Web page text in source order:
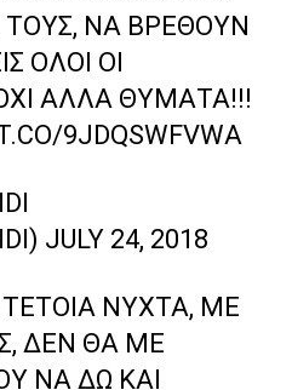
ΤΟΥΣ, ΝΑ ΒΡΕΘΟΎΝ
ΌΛΟΙ ΟΙ
ΆΛΛΑ ΘΎΜΑΤΑ!!!
9JDQSWFVWA
JULY 24, 2018
ΝΎΧΤΑ, ΜΕ
ΔΕΝ ΘΑ ΜΕ
ΝΑ ΔΩ ΚΑΙ